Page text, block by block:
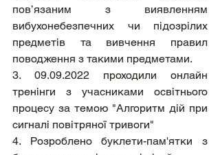
пов’язаним з виявленням
вибухонебезпечних чи підозрілих
предметів та вивчення правил
поводження з такими предметами.
3. 09.09.2022 проходили онлайн
тренінги з учасниками освітнього
процесу за темою "Алгоритм дій при
сигналі повітряної тривоги"
4. Розроблено буклети-пам'ятки з